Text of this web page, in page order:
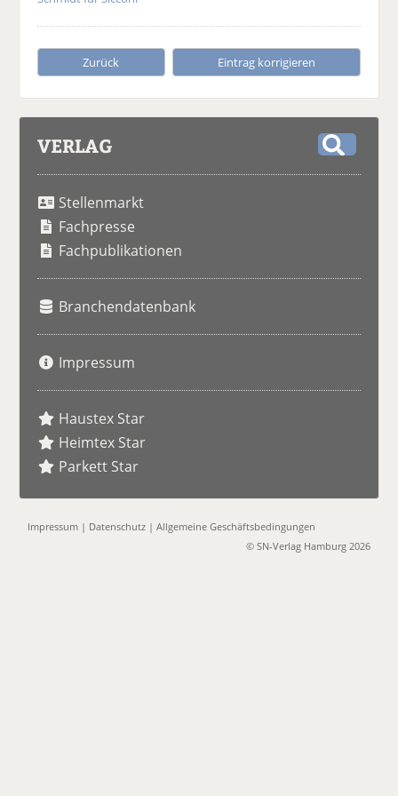
Zurück Eintrag korrigieren
VERLAG
Stellenmarkt
Fachpresse
Fachpublikationen
Branchendatenbank
Impressum
Haustex Star
Heimtex Star
Parkett Star
Impressum | Datenschutz |Allgemeine Geschäftsbedingungen
© SN-Verlag Hamburg 2026